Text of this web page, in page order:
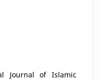
Journal of Islamic